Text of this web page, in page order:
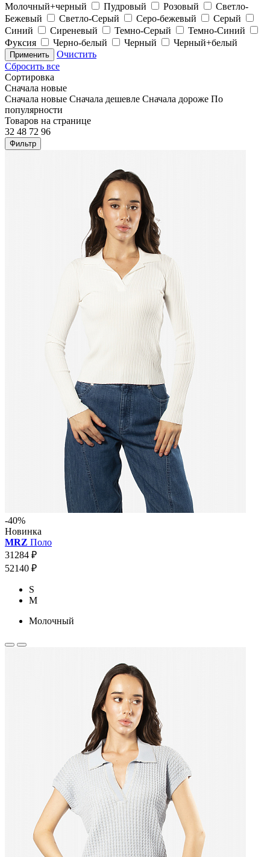
Молочный+черный
Пудровый Розовый
Светло-
Бежевый
Светло-Серый Серо-бежевый
Серый
Синий
Сиреневый Темно-Серый
Темно-Синий
Фуксия
Черно-белый Черный Черный+белый
Применить
Очистить
Сбросить все
Сортировка
Сначала новые
Сначала новые Сначала дешевле Сначала дороже По
популярности
Товаров на странице
32 48 72 96
Фильтр
-40%
Новинка
MRZ Поло
31284 ₽
52140 ₽
S
M
Молочный